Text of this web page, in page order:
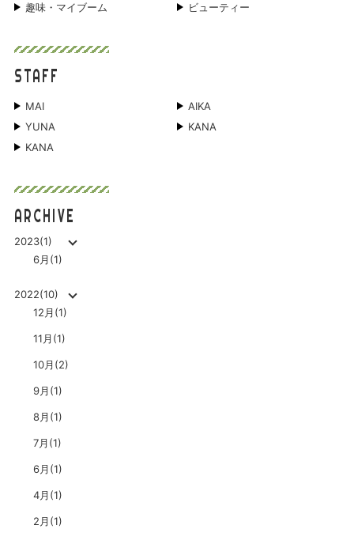
趣味・マイブーム
ビューティー
STAFF
MAI
AIKA
YUNA
KANA
KANA
ARCHIVE
2023(1)
6月(1)
2022(10)
12月(1)
11月(1)
10月(2)
9月(1)
8月(1)
7月(1)
6月(1)
4月(1)
2月(1)